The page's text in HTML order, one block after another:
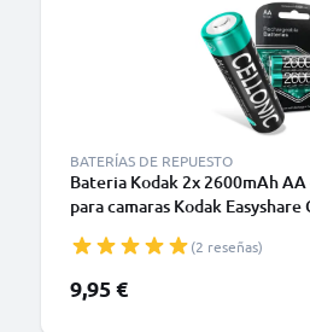
BATERÍAS DE REPUESTO
Bateria Kodak 2x 2600mAh
para camaras Kodak Easyshare
(2 reseñas)
9,95 €